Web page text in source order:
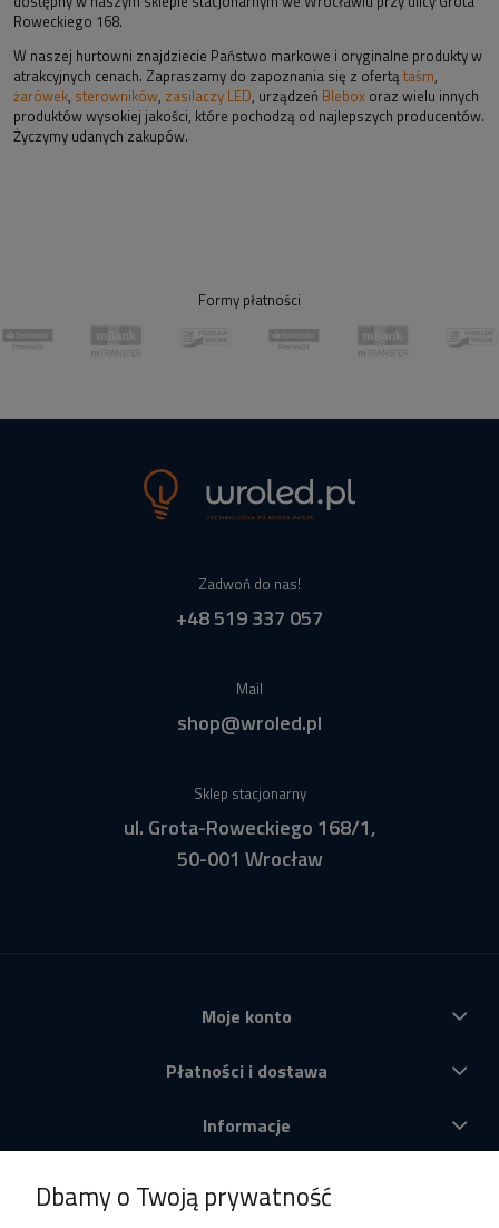
Roweckiego 168.
W naszej hurtowni znajdziecie Państwo markowe i oryginalne produkty w
atrakcyjnych cenach. Zapraszamy do zapoznania się z ofertą taśm,
żarówek, sterowników, zasilaczy LED, urządzeń Blebox oraz wielu innych
produktów wysokiej jakości, które pochodzą od najlepszych producentów.
Życzymy udanych zakupów.
Formy płatności
Zadwoń do nas!
+48 519 337 057
Mail
shop@wroled.pl
Sklep stacjonarny
ul. Grota-Roweckiego 168/1,
50-001 Wrocław
Moje konto
Płatności i dostawa
Informacje
Dbamy o Twoją prywatność